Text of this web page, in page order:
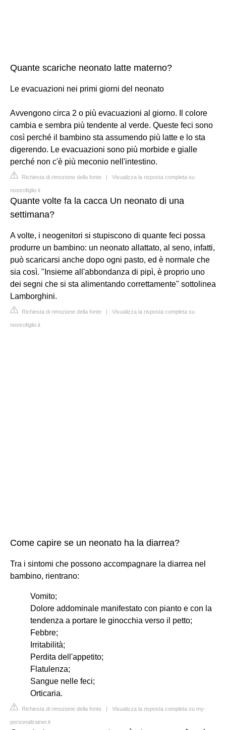
Quante scariche neonato latte materno?
Le evacuazioni nei primi giorni del neonato
Avvengono circa 2 o più evacuazioni al giorno. Il colore
cambia e sembra più tendente al verde. Queste feci sono
così perché il bambino sta assumendo più latte e lo sta
digerendo. Le evacuazioni sono più morbide e gialle
perché non c'è più meconio nell'intestino.
Richiesta di rimozione della fonte | Visualizza la risposta completa su
nostrofiglio.it
Quante volte fa la cacca Un neonato di una
settimana?
A volte, i neogenitori si stupiscono di quante feci possa
produrre un bambino: un neonato allattato, al seno, infatti,
può scaricarsi anche dopo ogni pasto, ed è normale che
sia così. "Insieme all'abbondanza di pipì, è proprio uno
dei segni che si sta alimentando correttamente" sottolinea
Lamborghini.
Richiesta di rimozione della fonte | Visualizza la risposta completa su
nostrofiglio.it
Come capire se un neonato ha la diarrea?
Tra i sintomi che possono accompagnare la diarrea nel
bambino, rientrano:
Vomito;
Dolore addominale manifestato con pianto e con la
tendenza a portare le ginocchia verso il petto;
Febbre;
Irritabilità;
Perdita dell'appetito;
Flatulenza;
Sangue nelle feci;
Orticaria.
Richiesta di rimozione della fonte | Visualizza la risposta completa su my-
personaltrainer.it